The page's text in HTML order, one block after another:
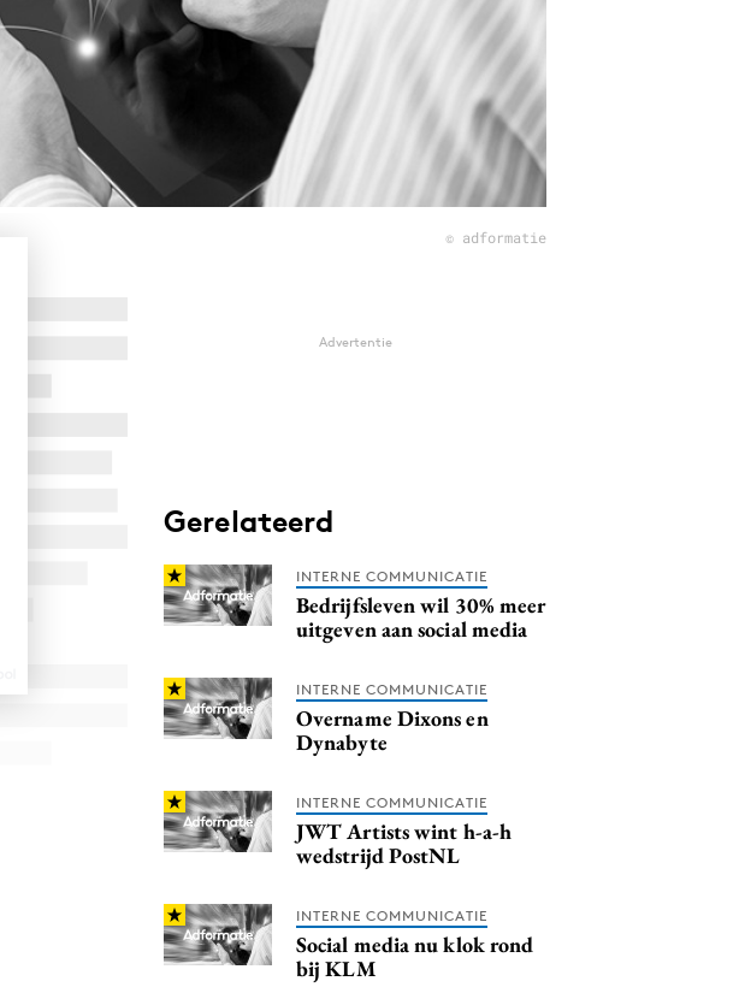
© adformatie
Advertentie
Gerelateerd
INTERNE COMMUNICATIE
Bedrijfsleven wil 30% meer
uitgeven aan social media
INTERNE COMMUNICATIE
Overname Dixons en
Dynabyte
INTERNE COMMUNICATIE
JWT Artists wint h-a-h
wedstrijd PostNL
INTERNE COMMUNICATIE
Social media nu klok rond
bij KLM